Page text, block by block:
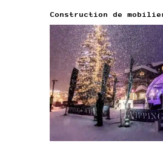
Construction de mobilier